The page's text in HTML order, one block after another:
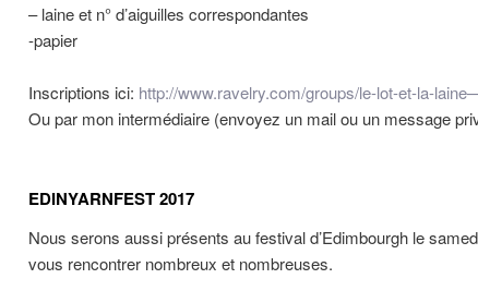
– laine et n° d’aiguilles correspondantes
-papier
Inscriptions ici: http://www.ravelry.com/groups/le-lot-et-la-
Ou par mon intermédiaire (envoyez un mail ou un message
EDINYARNFEST 2017
Nous serons aussi présents au festival d’Edimbourgh le
vous rencontrer nombreux et nombreuses.